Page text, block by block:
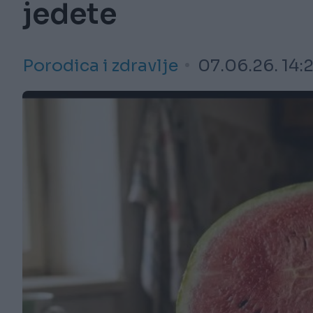
jedete
Porodica i zdravlje 07.06.26.